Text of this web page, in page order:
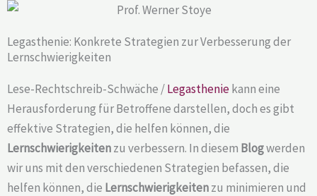
Legasthenie: Konkrete Strategien zur Verbesserung der
Lernschwierigkeiten
Lese-Rechtschreib-Schwäche /Legastheniekann eine
Herausforderung für Betroffene darstellen, doch es gibt
effektive Strategien, die helfen können, die
Lernschwierigkeitenzu verbessern. In diesem Blogwerden
wir uns mit den verschiedenen Strategien befassen, die
helfen können, die Lernschwierigkeitenzu minimieren und